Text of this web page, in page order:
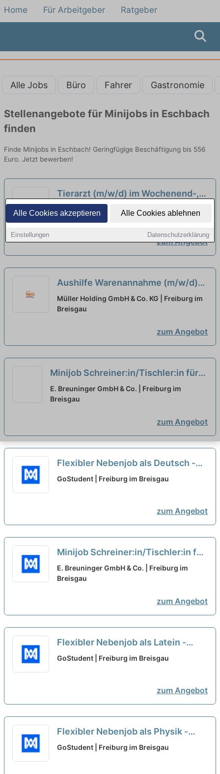
Alle Cookies akzeptieren Alle Cookies ablehnen
Einstellungen Datenschutzerklärung
Home Für Arbeitgeber Ratgeber
Alle Jobs Büro Fahrer Gastronomie
Stellenangebote für Minijobs in Eschbach
finden
Finde Minijobs in Eschbach! Geringfügige Beschäftigung bis 556
Euro. Jetzt bewerben!
Tierarzt (m/w/d) im Wochenend-,
Nacht- und Notdienst - Heilbronn
neu
VetStage GmbH | Freiburg im Breisgau
zum Angebot
Aushilfe Warenannahme (m/w/d)
Minijob neu
Müller Holding GmbH & Co. KG | Freiburg im
Breisgau
zum Angebot
Minijob Schreiner:in/Tischler:in für
den Laden- und Innenausbau neu
E. Breuninger GmbH & Co. | Freiburg im
Breisgau
zum Angebot
Flexibler Nebenjob als Deutsch -
Nachhilfelehrer*in (w/m/d)
GoStudent | Freiburg im Breisgau
zum Angebot
Minijob Schreiner:in/Tischler:in für
den Laden- und Innenausbau neu
E. Breuninger GmbH & Co. | Freiburg im
Breisgau
zum Angebot
Flexibler Nebenjob als Latein -
Nachhilfelehrer*in (w/m/d)
GoStudent | Freiburg im Breisgau
zum Angebot
Flexibler Nebenjob als Physik -
Nachhilfelehrer*in (w/m/d)
GoStudent | Freiburg im Breisgau